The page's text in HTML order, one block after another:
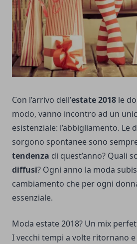
Con l’arrivo dell’estate 2018 le
modo, vanno incontro ad un
esistenziale: l’abbigliamento. Le
sorgono spontanee sono
tendenza di quest’anno? Quali
diffusi? Ogni anno la moda
cambiamento che per ogni
essenziale.
Moda estate 2018? Un mix
I vecchi tempi a volte ritornano